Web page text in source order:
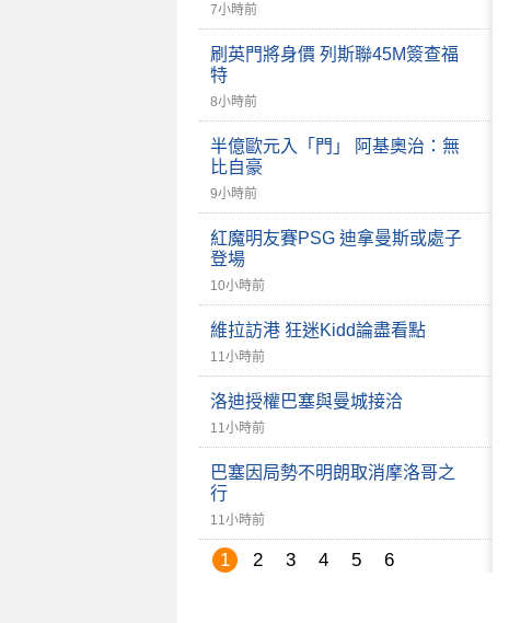
7小時前
刷英門將身價 列斯聯45M簽查福
特
8小時前
半億歐元入「門」 阿基奧治：無
比自豪
9小時前
紅魔明友賽PSG 迪拿曼斯或處子
登場
10小時前
維拉訪港 狂迷Kidd論盡看點
11小時前
洛迪授權巴塞與曼城接洽
11小時前
巴塞因局勢不明朗取消摩洛哥之
行
11小時前
1 2 3 4 5 6